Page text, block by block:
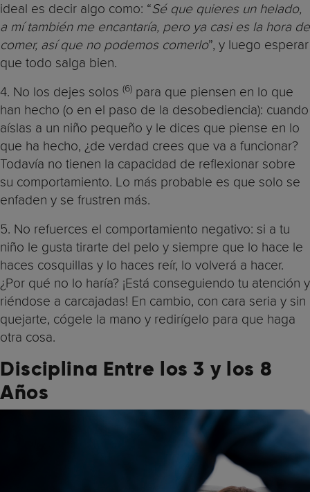
ideal es decir algo como: “Sé que quieres un helado,
a mí también me encantaría, pero ya casi es la hora de
comer, así que no podemos comerlo”, y luego esperar
que todo salga bien.
4. No los dejes solos (6) para que piensen en lo que
han hecho (o en el paso de la desobediencia): cuando
aíslas a un niño pequeño y le dices que piense en lo
que ha hecho, ¿de verdad crees que va a funcionar?
Todavía no tienen la capacidad de reflexionar sobre
su comportamiento. Lo más probable es que solo se
enfaden y se frustren más.
5. No refuerces el comportamiento negativo: si a tu
niño le gusta tirarte del pelo y siempre que lo hace le
haces cosquillas y lo haces reír, lo volverá a hacer.
¿Por qué no lo haría? ¡Está conseguiendo tu atención y
riéndose a carcajadas! En cambio, con cara seria y sin
quejarte, cógele la mano y redirígelo para que haga
otra cosa.
Disciplina Entre los 3 y los 8
Años